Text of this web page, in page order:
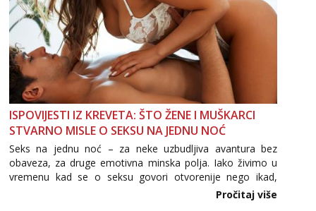
ISPOVIJESTI IZ KREVETA: ŠTO ŽENE I MUŠKARCI
STVARNO MISLE O SEKSU NA JEDNU NOĆ
Seks na jednu noć – za neke uzbudljiva avantura bez
obaveza, za druge emotivna minska polja. Iako živimo u
vremenu kad se o seksu govori otvorenije nego ikad,
tema „jedne noći strasti“ i dalje izaziva burne rasprave. Što
Pročitaj više